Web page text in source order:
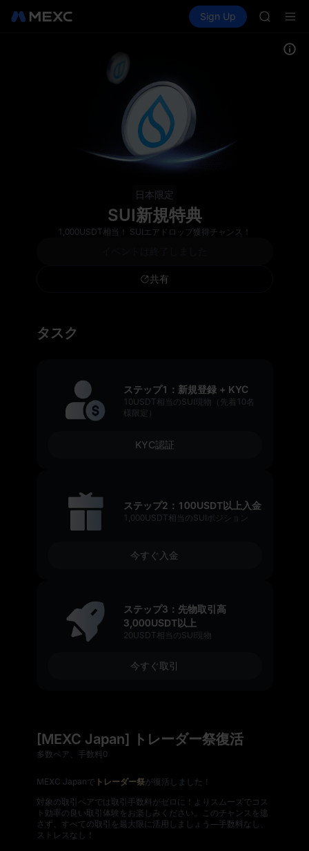
Spot Futures SPCX
Sign Up
SKYAI
SPCX
日本限定
SUI新規特典
1,000USDT相当！ SUIエアドロップ獲得チャンス！
共有
タスク
ステップ1：新規登録 + KYC
10USDT相当のSUI現物（先着10名
様限定）
KYC認証
ステップ2：100USDT以上入金
1,000USDT相当のSUIポジション
今すぐ入金
ステップ3：先物取引高
3,000USDT以上
20USDT相当のSUI現物
今すぐ取引
[MEXC Japan] トレーダー祭復活
多数ペア、手数料0
MEXC Japanでトレーダー祭が復活しました！
対象の取引ペアでは取引手数料がゼロに！よりスムーズでコス
ト効率の良い取引体験をお楽しみください。このチャンスを逃
さず、すべての取引を最大限に活用しましょう—手数料なし、
ストレスなし！